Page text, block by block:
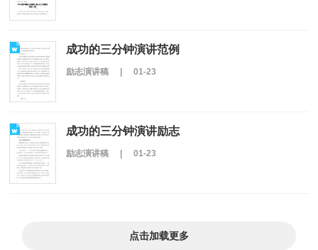
成功的三分钟演讲范例
励志演讲稿 01-23
成功的三分钟演讲励志
励志演讲稿 01-23
点击加载更多